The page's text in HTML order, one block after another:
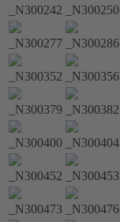
_N300242 _N300250
_N300277 _N300286
_N300352 _N300356
_N300379 _N300382
_N300400 _N300404
_N300452 _N300453
_N300473 _N300476